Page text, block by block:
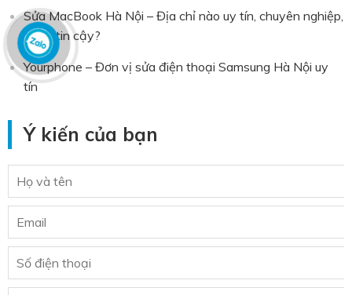
Sửa MacBook Hà Nội – Địa chỉ nào uy tín, chuyên nghiệp,
đáng tin cậy?
Yourphone – Đơn vị sửa điện thoại Samsung Hà Nội uy
tín
Ý kiến của bạn